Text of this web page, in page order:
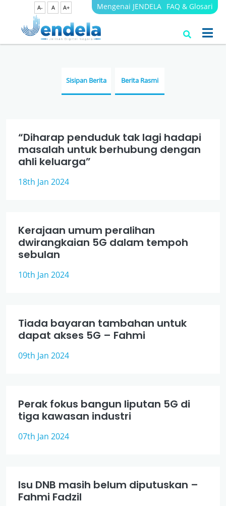
A- A A+ Mengenai JENDELA FAQ & Glosari
Berita
Sisipan Berita Berita Rasmi
“Diharap penduduk tak lagi hadapi
masalah untuk berhubung dengan
ahli keluarga”
18th Jan 2024
Kerajaan umum peralihan
dwirangkaian 5G dalam tempoh
sebulan
10th Jan 2024
Tiada bayaran tambahan untuk
dapat akses 5G – Fahmi
09th Jan 2024
Perak fokus bangun liputan 5G di
tiga kawasan industri
07th Jan 2024
Isu DNB masih belum diputuskan –
Fahmi Fadzil